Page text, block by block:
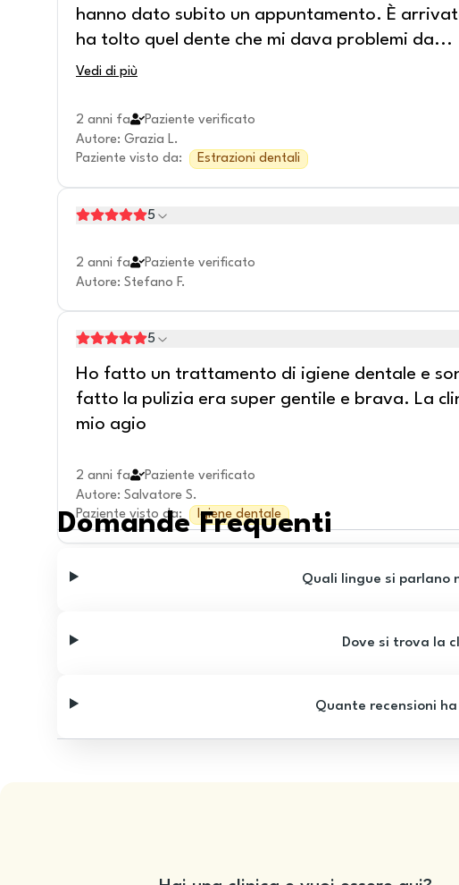
hanno dato subito un appuntamento. È
ha tolto quel dente che mi dava problemi da...
Vedi di più
2 anni fa
Paziente verificato
Autore: Grazia L.
Paziente visto da: Estrazioni dentali
5
2 anni fa
Paziente verificato
Autore: Stefano F.
5
Ho fatto un trattamento di igiene dentale e
fatto la pulizia era super gentile e brava. La
mio agio
2 anni fa
Paziente verificato
Autore: Salvatore S.
Paziente visto da: Igiene dentale
Domande Frequenti
Quali lingue si parlano
Dove si trova la
Quante recensioni